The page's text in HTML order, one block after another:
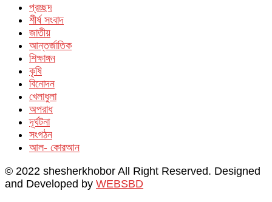
প্রচ্ছদ
শীর্ষ সংবাদ
জাতীয়
আন্তর্জাতিক
শিক্ষাঙ্গন
কৃষি
বিনোদন
খেলাধুলা
অপরাধ
দূর্ঘটনা
সংগঠন
আল- কোরআন
© 2022 shesherkhobor All Right Reserved. Designed
and Developed by WEBSBD